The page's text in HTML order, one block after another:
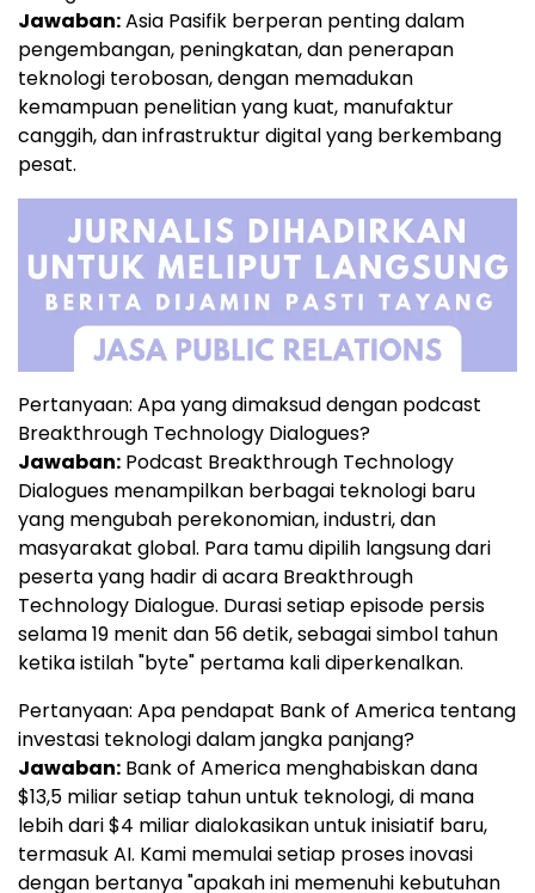
Jawaban:Asia Pasifik berperan penting dalam
pengembangan, peningkatan, dan penerapan
teknologi terobosan, dengan memadukan
kemampuan penelitian yang kuat, manufaktur
canggih, dan infrastruktur digital yang berkembang
pesat.
Pertanyaan: Apa yang dimaksud dengan podcast
Breakthrough Technology Dialogues?
Jawaban: Podcast Breakthrough Technology
Dialogues menampilkan berbagai teknologi baru
yang mengubah perekonomian, industri, dan
masyarakat global. Para tamu dipilih langsung dari
peserta yang hadir di acara Breakthrough
Technology Dialogue. Durasi setiap episode persis
selama 19 menit dan 56 detik, sebagai simbol tahun
ketika istilah "byte" pertama kali diperkenalkan.
Pertanyaan: Apa pendapat Bank of America tentang
investasi teknologi dalam jangka panjang?
Jawaban: Bank of America menghabiskan dana
$13,5 miliar setiap tahun untuk teknologi, di mana
lebih dari $4 miliar dialokasikan untuk inisiatif baru,
termasuk AI. Kami memulai setiap proses inovasi
dengan bertanya "apakah ini memenuhi kebutuhan